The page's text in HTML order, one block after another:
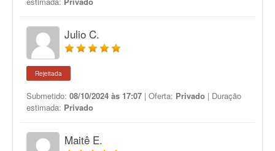
Julio C.
Rejeitada
Submetido: 08/10/2024 às 17:07 | Oferta: Privado | Duração
estimada: Privado
Maitê E.